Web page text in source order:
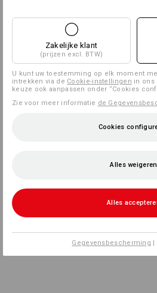
Zakelijke klant
(prijzen excl. BTW)
U kunt uw toestemming op elk moment
intrekken via de Cookie-instellingen in ons
keuze ook aanpassen onder “Cookies
Zie voor meer informatie de
Cookies
Alles weigeren
Alles
Gegevensbescherming |